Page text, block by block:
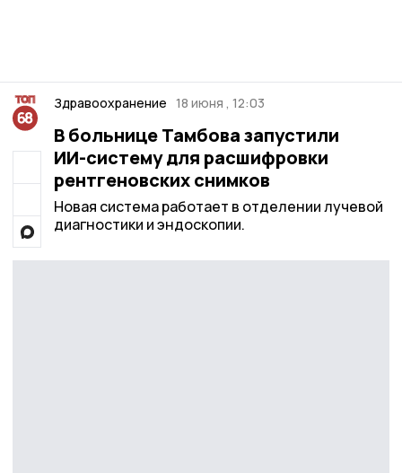
Здравоохранение 18 июня , 12:03
В больнице Тамбова запустили
ИИ-систему для расшифровки
рентгеновских снимков
Новая система работает в отделении лучевой
диагностики и эндоскопии.